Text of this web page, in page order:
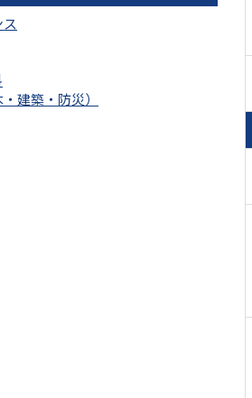
建築・防災）